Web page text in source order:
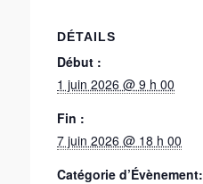
DÉTAILS
Début :
1 juin 2026 @ 9 h 00
Fin :
7 juin 2026 @ 18 h 00
Catégorie d’Évènement: